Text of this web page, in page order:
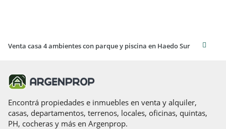
Venta casa 4 ambientes con parque y piscina en Haedo Sur
Encontrá propiedades e inmuebles en venta y alquiler,
casas, departamentos, terrenos, locales, oficinas, quintas,
PH, cocheras y más en Argenprop.